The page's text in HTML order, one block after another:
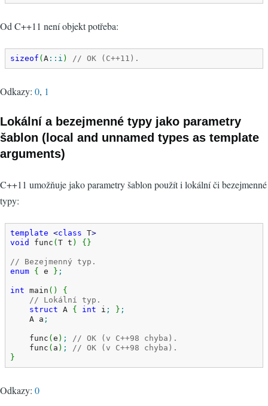
Od C++11 není objekt potřeba:
sizeof ( A :: i ) // OK (C++11).
Odkazy: 0, 1
Lokální a bezejmenné typy jako parametry
šablon (local and unnamed types as template
arguments)
C++11 umožňuje jako parametry šablon použít i lokální či bezejmenné
typy:
template <class T>
void
func ( T t ) { }
// Bezejmenný typ.
enum { e } ;
int main ( )
{
// Lokální typ.
struct A { int i ; } ;
    A a
;
    func
( e ) ;
// OK (v C++98 chyba).
    func
( a ) ;
// OK (v C++98 chyba).
}
Odkazy: 0